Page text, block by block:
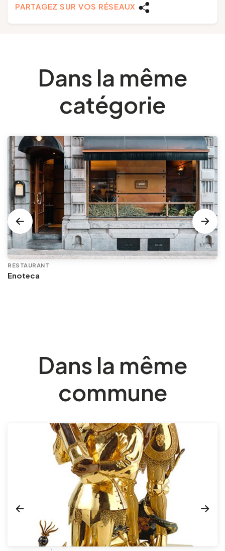
PARTAGEZ SUR VOS RÉSEAUX
Dans la même
catégorie
RESTAURANT
Enoteca
Dans la même
commune